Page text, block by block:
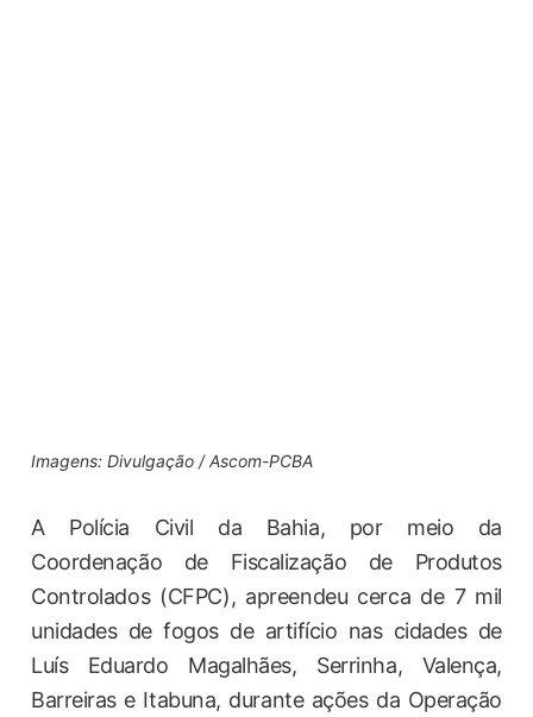
Imagens: Divulgação / Ascom-PCBA
A Polícia Civil da Bahia, por meio da
Coordenação de Fiscalização de Produtos
Controlados (CFPC), apreendeu cerca de 7 mil
unidades de fogos de artifício nas cidades de
Luís Eduardo Magalhães, Serrinha, Valença,
Barreiras e Itabuna, durante ações da Operação